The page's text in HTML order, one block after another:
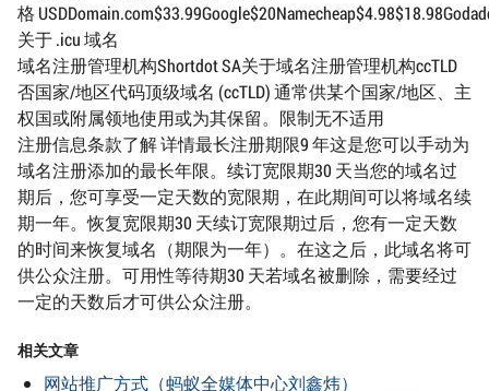
格
关于 .icu 域名
域名注册管理机构Shortdot SA关于域名注册管理机构ccTLD
否国家/地区代码顶级域名 (ccTLD) 通常供某个国家/地区、主
权国或附属领地使用或为其保留。限制无不适用
注册信息条款了解 详情最长注册期限9 年这是您可以手动为
域名注册添加的最长年限。续订宽限期30 天当您的域名过
期后，您可享受一定天数的宽限期，在此期间可以将域名续
期一年。恢复宽限期30 天续订宽限期过后，您有一定天数
的时间来恢复域名（期限为一年）。在这之后，此域名将可
供公众注册。可用性等待期30 天若域名被删除，需要经过
一定的天数后才可供公众注册。
相关文章
网站推广方式（蚂蚁全媒体中心刘鑫炜）